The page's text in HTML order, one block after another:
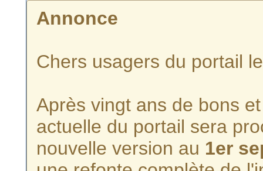
Annonce
Chers usagers du portail
Après vingt ans de bons
actuelle du portail sera
nouvelle version au 1er